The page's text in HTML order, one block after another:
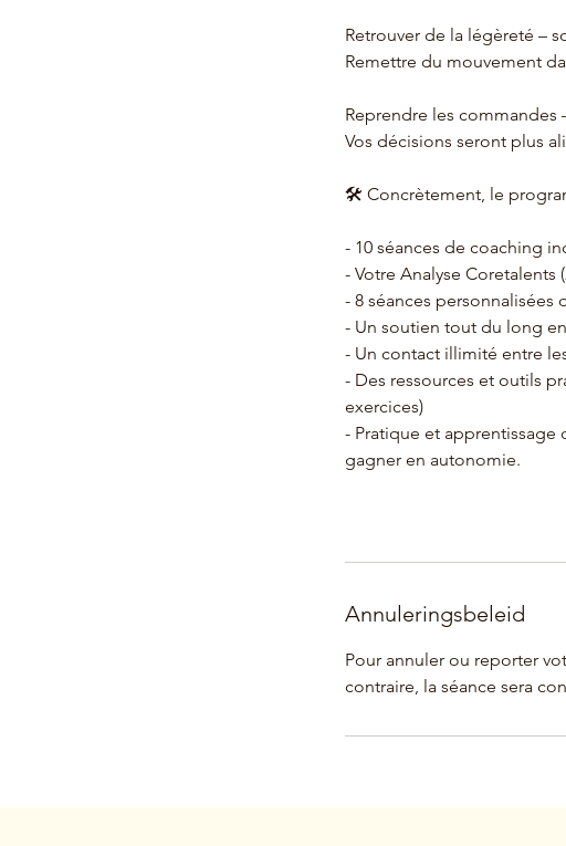
Retrouver de la légèreté –
Remettre du mouvement
Reprendre les commandes
Vos décisions seront plus
🛠 Concrètement, le
- 10 séances de coaching
- Votre Analyse Coretalents
- 8 séances personnalisées
- Un soutien tout du long
- Un contact illimité entre
- Des ressources et outils
exercices)
- Pratique et apprentissage
gagner en autonomie.
Annuleringsbeleid
Pour annuler ou reporter
contraire, la séance sera